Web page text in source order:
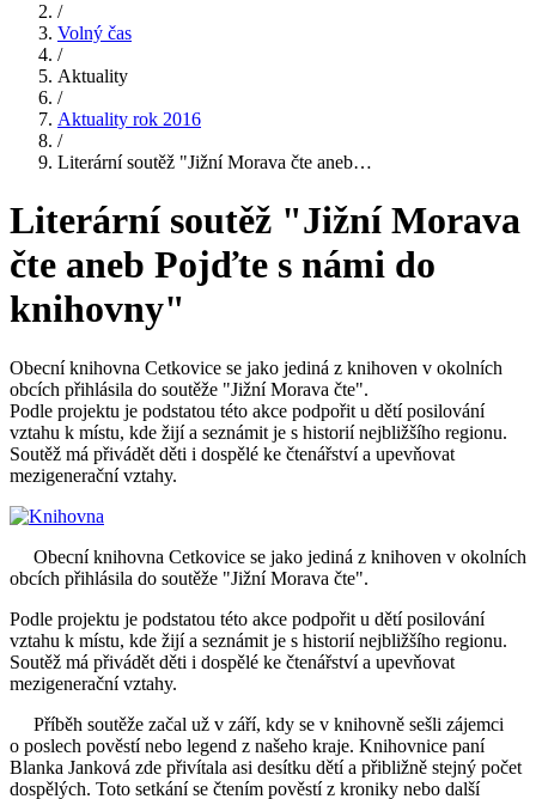
/
Volný čas
/
Aktuality
/
Aktuality rok 2016
/
Literární soutěž "Jižní Morava čte aneb…
Literární soutěž "Jižní Morava
čte aneb Pojďte s námi do
knihovny"
Obecní knihovna Cetkovice se jako jediná z knihoven v okolních
obcích přihlásila do soutěže "Jižní Morava čte".
Podle projektu je podstatou této akce podpořit u dětí posilování
vztahu k místu, kde žijí a seznámit je s historií nejbližšího regionu.
Soutěž má přivádět děti i dospělé ke čtenářství a upevňovat
mezigenerační vztahy.
Obecní knihovna Cetkovice se jako jediná z knihoven v okolních
obcích přihlásila do soutěže "Jižní Morava čte".
Podle projektu je podstatou této akce podpořit u dětí posilování
vztahu k místu, kde žijí a seznámit je s historií nejbližšího regionu.
Soutěž má přivádět děti i dospělé ke čtenářství a upevňovat
mezigenerační vztahy.
Příběh soutěže začal už v září, kdy se v knihovně sešli zájemci
o poslech pověstí nebo legend z našeho kraje. Knihovnice paní
Blanka Janková zde přivítala asi desítku dětí a přibližně stejný počet
dospělých. Toto setkání se čtením pověstí z kroniky nebo další